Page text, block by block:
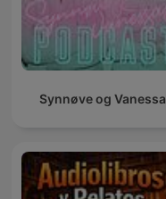
Synnøve og Vanessa